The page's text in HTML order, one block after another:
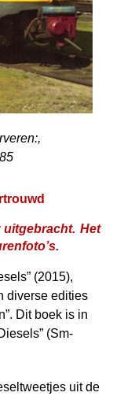
Het
(2015),
diverse edities
Dit boek is in
(Sm-
uit de